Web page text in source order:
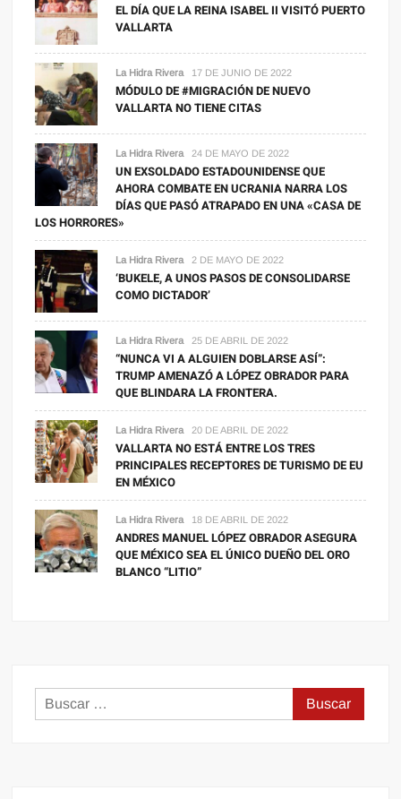
EL DÍA QUE LA REINA ISABEL II VISITÓ PUERTO
VALLARTA
La Hidra Rivera 17 DE JUNIO DE 2022
MÓDULO DE #MIGRACIÓN DE NUEVO
VALLARTA NO TIENE CITAS
La Hidra Rivera 24 DE MAYO DE 2022
UN EXSOLDADO ESTADOUNIDENSE QUE
AHORA COMBATE EN UCRANIA NARRA LOS
DÍAS QUE PASÓ ATRAPADO EN UNA «CASA DE
LOS HORRORES»
La Hidra Rivera 2 DE MAYO DE 2022
‘BUKELE, A UNOS PASOS DE CONSOLIDARSE
COMO DICTADOR’
La Hidra Rivera 25 DE ABRIL DE 2022
“NUNCA VI A ALGUIEN DOBLARSE ASÍ”:
TRUMP AMENAZÓ A LÓPEZ OBRADOR PARA
QUE BLINDARA LA FRONTERA.
La Hidra Rivera 20 DE ABRIL DE 2022
VALLARTA NO ESTÁ ENTRE LOS TRES
PRINCIPALES RECEPTORES DE TURISMO DE EU
EN MÉXICO
La Hidra Rivera 18 DE ABRIL DE 2022
ANDRES MANUEL LÓPEZ OBRADOR ASEGURA
QUE MÉXICO SEA EL ÚNICO DUEÑO DEL ORO
BLANCO “LITIO”
Buscar: